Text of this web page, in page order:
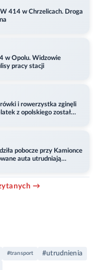
414 w Chrzelicach. Droga
w Opolu. Widzowie
pracy stacji
i rowerzystka zginęli
z opolskiego został
pobocze przy Kamionce
auta utrudniają
→
#transport #utrudnienia